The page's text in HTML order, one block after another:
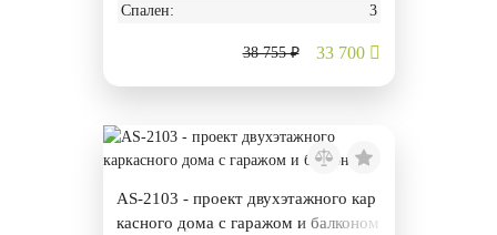
Спален:
3
38 755 ₽ 33 700
AS-2103 - проект двухэтажного кар
касного дома с гаражом и балконом